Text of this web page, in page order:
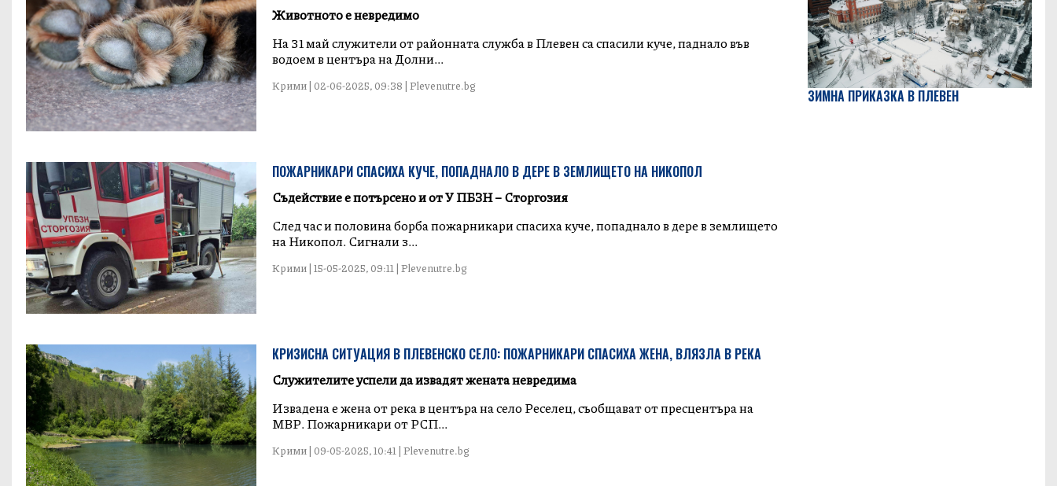
Животното е невредимо
На 31 май служители от районната служба в Плевен са спасили куче, паднало във
водоем в центъра на Долни...
Крими | 02-06-2025, 09:38 | Plevenutre.bg
ПОЖАРНИКАРИ СПАСИХА КУЧЕ, ПОПАДНАЛО В ДЕРЕ В ЗЕМЛИЩЕТО НА НИКОПОЛ
Съдействие е потърсено и от У ПБЗН – Сторгозия
След час и половина борба пожарникари спасиха куче, попаднало в дере в землището
на Никопол. Сигнали з...
Крими | 15-05-2025, 09:11 | Plevenutre.bg
КРИЗИСНА СИТУАЦИЯ В ПЛЕВЕНСКО СЕЛО: ПОЖАРНИКАРИ СПАСИХА ЖЕНА, ВЛЯЗЛА В РЕКА
Служителите успели да извадят жената невредима
Извадена е жена от река в центъра на село Реселец, съобщават от пресцентъра на
МВР. Пожарникари от РСП...
Крими | 09-05-2025, 10:41 | Plevenutre.bg
ЗИМНА ПРИКАЗКА В ПЛЕВЕН